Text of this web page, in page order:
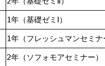
1年（基礎ゼミⅠ）
1年（フレッシュマンセミナ
2年（ソフォモアセミナー）